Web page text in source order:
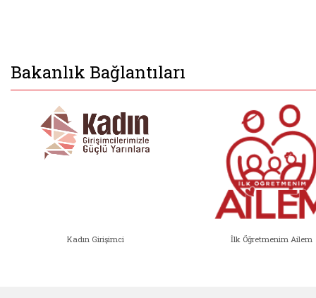
Bakanlık Bağlantıları
Kadın Girişimci İlk Öğretmenim Ailem